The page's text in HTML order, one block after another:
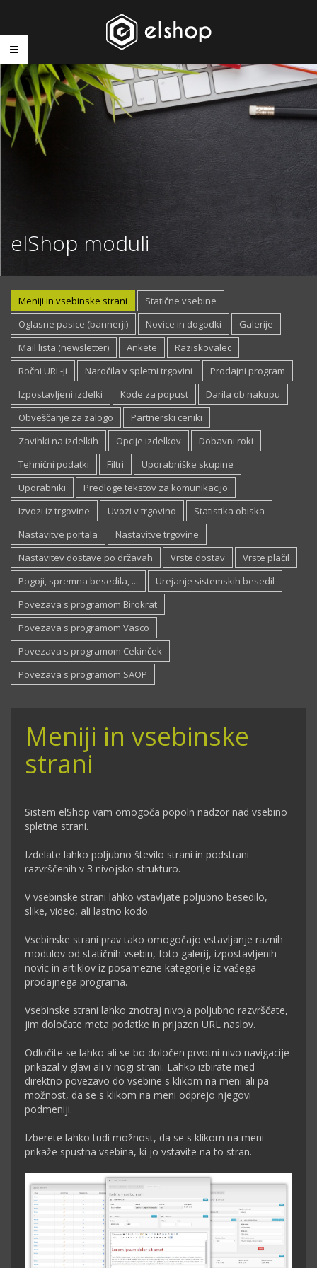
elShop moduli
Meniji in vsebinske strani
Statične vsebine
Oglasne pasice (bannerji)
Novice in dogodki
Galerije
Mail lista (newsletter)
Ankete
Raziskovalec
Ročni URL-ji
Naročila v spletni trgovini
Prodajni program
Izpostavljeni izdelki
Kode za popust
Darila ob nakupu
Obveščanje za zalogo
Partnerski ceniki
Zavihki na izdelkih
Opcije izdelkov
Dobavni roki
Tehnični podatki
Filtri
Uporabniške skupine
Uporabniki
Predloge tekstov za komunikacijo
Izvozi iz trgovine
Uvozi v trgovino
Statistika obiska
Nastavitve portala
Nastavitve trgovine
Nastavitev dostave po državah
Vrste dostav
Vrste plačil
Pogoji, spremna besedila, ...
Urejanje sistemskih besedil
Povezava s programom Birokrat
Povezava s programom Vasco
Povezava s programom Cekinček
Povezava s programom SAOP
Meniji in vsebinske
strani
Sistem elShop vam omogoča popoln nadzor nad vsebino
spletne strani.
Izdelate lahko poljubno število strani in podstrani
razvrščenih v 3 nivojsko strukturo.
V vsebinske strani lahko vstavljate poljubno besedilo,
slike, video, ali lastno kodo.
Vsebinske strani prav tako omogočajo vstavljanje raznih
modulov od statičnih vsebin, foto galerij, izpostavljenih
novic in artiklov iz posamezne kategorije iz vašega
prodajnega programa.
Vsebinske strani lahko znotraj nivoja poljubno razvrščate,
jim določate meta podatke in prijazen URL naslov.
Odločite se lahko ali se bo določen prvotni nivo navigacije
prikazal v glavi ali v nogi strani. Lahko izbirate med
direktno povezavo do vsebine s klikom na meni ali pa
možnost, da se s klikom na meni odprejo njegovi
podmeniji.
Izberete lahko tudi možnost, da se s klikom na meni
prikaže spustna vsebina, ki jo vstavite na to stran.